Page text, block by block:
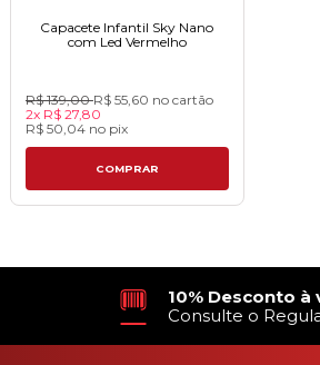
Capacete Infantil Sky Nano
com Led Vermelho
R$ 139,00R$ 55,60 no cartão
2x R$ 27,80
R$ 50,04 no pix
COMPRAR
10% Desconto à
Consulte o